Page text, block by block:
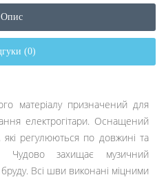
Опис
(0)
матеріалу призначений для
електрогітари. Оснащений
регулюються по довжині та
Чудово захищає музичний
Всі шви виконані міцними